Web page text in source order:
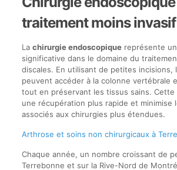
traitement moins invasif
La chirurgie endoscopiquereprésente
significative dans le domaine du
discales. En utilisant de petites incisions,
peuvent accéder à la colonne vertébrale
tout en préservant les tissus sains. Cette
une récupération plus rapide et minimise
associés aux chirurgies plus étendues.
Arthrose et soins non chirurgicaux à
Chaque année, un nombre croissant de
Terrebonne et sur la Rive-Nord de